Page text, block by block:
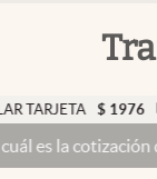
$ 1976 0.00%
del sábado 8